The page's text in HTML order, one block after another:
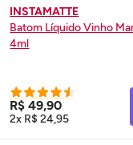
INSTAMATTE
Batom Líquido Vinho
4ml
R$ 49,90
2x R$ 24,95